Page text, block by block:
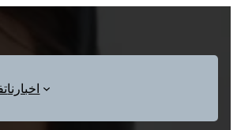
اخبارنا